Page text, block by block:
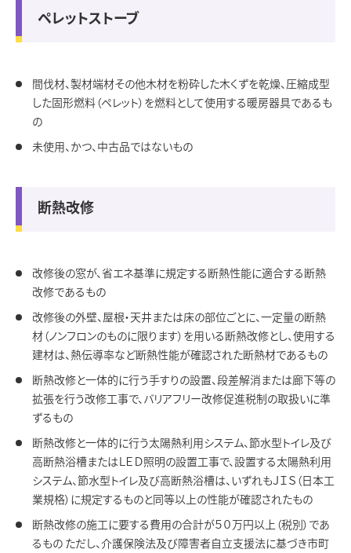
ペレットストーブ
間伐材、製材端材その他木材を粉砕した木くずを乾燥、圧縮成型
した固形燃料（ペレット）を燃料として使用する暖房器具であるも
の
未使用、かつ、中古品ではないもの
断熱改修
改修後の窓が、省エネ基準に規定する断熱性能に適合する断熱
改修であるもの
改修後の外壁、屋根・天井または床の部位ごとに、一定量の断熱
材（ノンフロンのものに限ります）を用いる断熱改修とし、使用する
建材は、熱伝導率など断熱性能が確認された断熱材であるもの
断熱改修と一体的に行う手すりの設置、段差解消または廊下等の
拡張を行う改修工事で、バリアフリー改修促進税制の取扱いに準
ずるもの
断熱改修と一体的に行う太陽熱利用システム、節水型トイレ及び
高断熱浴槽またはＬＥＤ照明の設置工事で、設置する太陽熱利用
システム、節水型トイレ及び高断熱浴槽は、いずれもＪＩＳ（日本工
業規格）に規定するものと同等以上の性能が確認されたもの
断熱改修の施工に要する費用の合計が５０万円以上（税別）であ
るもの ただし、介護保険法及び障害者自立支援法に基づき市町